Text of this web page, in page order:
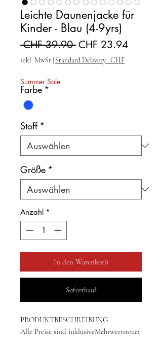
Leichte Daunenjacke für
Kinder - Blau (4-9yrs)
CHF 39.90 Standardpreis
CHF 23.94Sale-Preis
inkl. MwSt Standard Delivery : CHF
Summer Sale
Farbe *
Stoff *
Größe *
Anzahl *
In den Warenkorb
Sofortkauf
PRODUKTBESCHREIBUNG
Alle Preise sind inklusiveMehrwertsteuer